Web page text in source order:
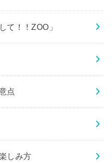
て！！ZOO」
点
しみ方